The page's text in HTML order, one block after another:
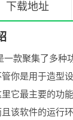
下载地址
一款聚集了多种
你是用于造型
它最主要的功
该软件的运行